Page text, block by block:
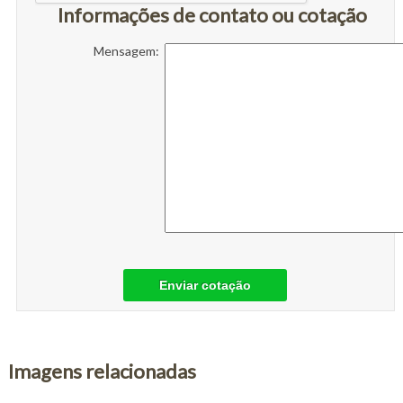
Informações de contato ou cotação
Mensagem:
Enviar cotação
Imagens relacionadas